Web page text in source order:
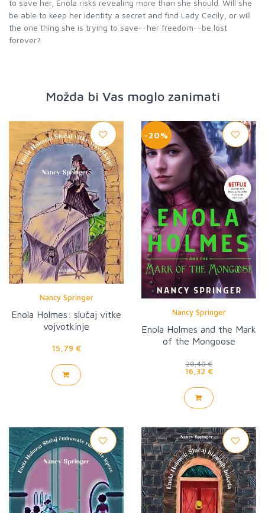
to save her, Enola risks revealing more than she should. Will she
be able to keep her identity a secret and find Lady Cecily, or will
the one thing she is trying to save--her freedom--be lost
forever?
Možda bi Vas moglo zanimati
Nancy Springer
Enola Holmes: slučaj vitke
vojvotkinje
15,79 €
-20%
Nancy Springer
Enola Holmes and the Mark
of the Mongoose
20,40 €
16,32 €